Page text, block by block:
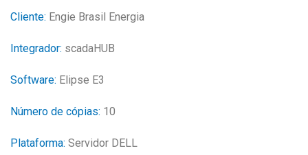
Cliente: Engie Brasil Energia
Integrador: scadaHUB
Software: Elipse E3
Número de cópias: 10
Plataforma: Servidor DELL